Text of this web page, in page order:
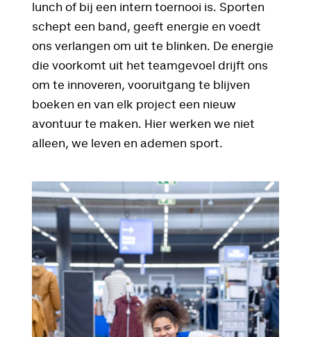
lunch of bij een intern toernooi is. Sporten
schept een band, geeft energie en voedt
ons verlangen om uit te blinken. De energie
die voorkomt uit het teamgevoel drijft ons
om te innoveren, vooruitgang te blijven
boeken en van elk project een nieuw
avontuur te maken. Hier werken we niet
alleen, we leven en ademen sport.